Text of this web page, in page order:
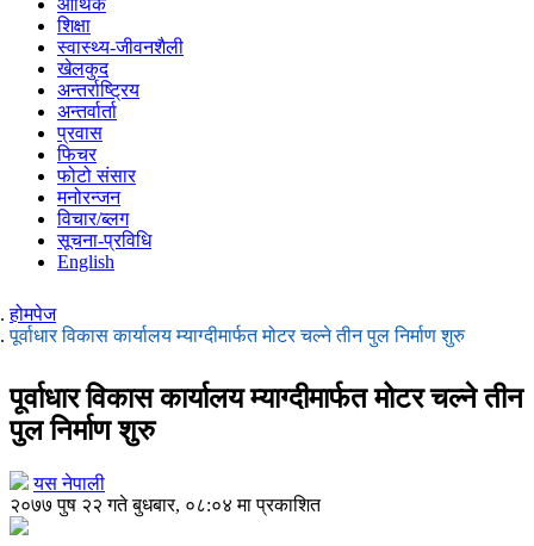
शिक्षा
स्वास्थ्य-जीवनशैली
खेलकुद
अन्तर्राष्ट्रिय
अन्तर्वार्ता
प्रवास
फिचर
फोटो संसार
मनोरन्जन
विचार/ब्लग
सूचना-प्रविधि
English
होमपेज
पूर्वाधार विकास कार्यालय म्याग्दीमार्फत मोटर चल्ने तीन पुल निर्माण शुरु
पूर्वाधार विकास कार्यालय म्याग्दीमार्फत मोटर चल्ने तीन
पुल निर्माण शुरु
यस नेपाली
२०७७ पुष २२ गते बुधबार, ०८:०४ मा प्रकाशित